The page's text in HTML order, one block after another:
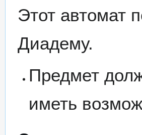
Этот автомат
Диадему.
Предмет
иметь